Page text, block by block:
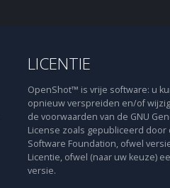
LICENTIE
OpenShot™ is vrije software: u
opnieuw verspreiden en/of
de voorwaarden van de GNU
License zoals gepubliceerd door
Software Foundation, ofwel
Licentie, ofwel (naar uw keuze)
versie.